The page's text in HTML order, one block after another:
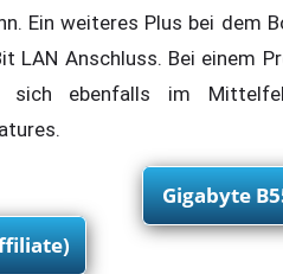
Ein weiteres Plus bei dem
LAN Anschluss. Bei einem
sich ebenfalls im
Gigabyte